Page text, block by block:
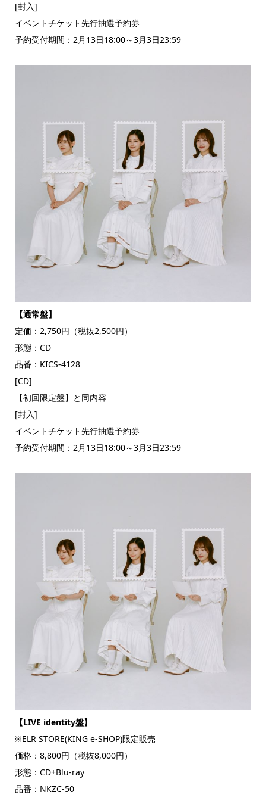
[封入]
イベントチケット先行抽選予約券
予約受付期間：2月13日18:00～3月3日23:59
【通常盤】
定価：2,750円（税抜2,500円）
形態：CD
品番：KICS-4128
[CD]
【初回限定盤】と同内容
[封入]
イベントチケット先行抽選予約券
予約受付期間：2月13日18:00～3月3日23:59
【LIVE identity盤】
※ELR STORE(KING e-SHOP)限定販売
価格：8,800円（税抜8,000円）
形態：CD+Blu-ray
品番：NKZC-50